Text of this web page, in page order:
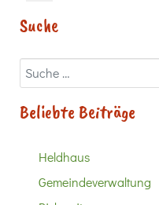
Suche
Suchen
Beliebte Beiträge
Heldhaus
Gemeindeverwaltung